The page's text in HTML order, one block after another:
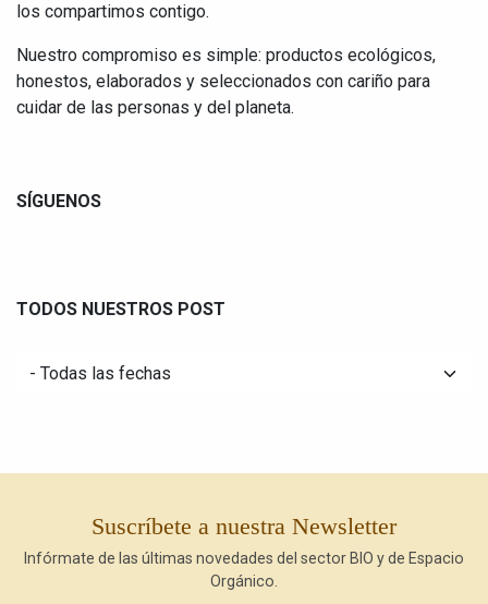
los compartimos contigo.
Nuestro compromiso es simple: productos ecológicos,
honestos, elaborados y seleccionados con cariño para
cuidar de las personas y del planeta.
SÍGUENOS
TODOS NUESTROS POST
Suscríbete a nuestra Newsletter
Infórmate de las últimas novedades del sector BIO y de Espacio
Orgánico.